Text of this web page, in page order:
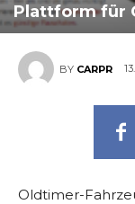
Plattform für
BY CARPR
Oldtimer-